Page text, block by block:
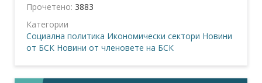
Прочетено: 3883
Категории
Социална политика Икономически сектори Новини
от БСК Новини от членовете на БСК